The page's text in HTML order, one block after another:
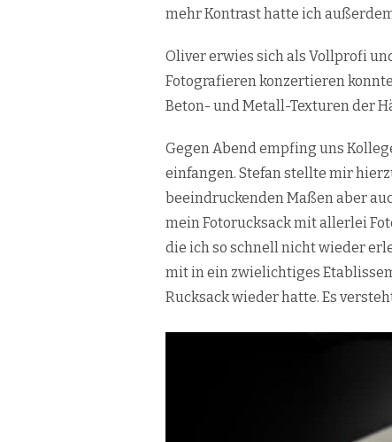
mehr Kontrast hatte ich
Oliver erwies sich als Vollprofi
Fotografieren konzertieren
Beton- und Metall-Texturen der
Gegen Abend empfing uns
einfangen. Stefan stellte mir
beeindruckenden Maßen aber
mein Fotorucksack mit allerlei
die ich so schnell nicht wieder
mit in ein zwielichtiges
Rucksack wieder hatte. Es